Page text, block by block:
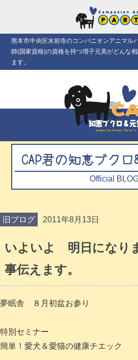
熊本市中央区水前寺のコンパニオンアニマル
師(国家資格)の資格を持つ増子元美がどんな
ます。
CAP君の知恵ブク
Official
旧ブログ 2011年8月13日
いよいよ 明日になり
事伝えます。
夢眠舎 ８月初盆お参り
特別セミナー
簡単！愛犬＆愛猫の健康チエック